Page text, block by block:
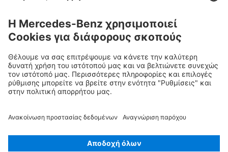
Προειδοποίηση, χαμηλή θερμοκρασία